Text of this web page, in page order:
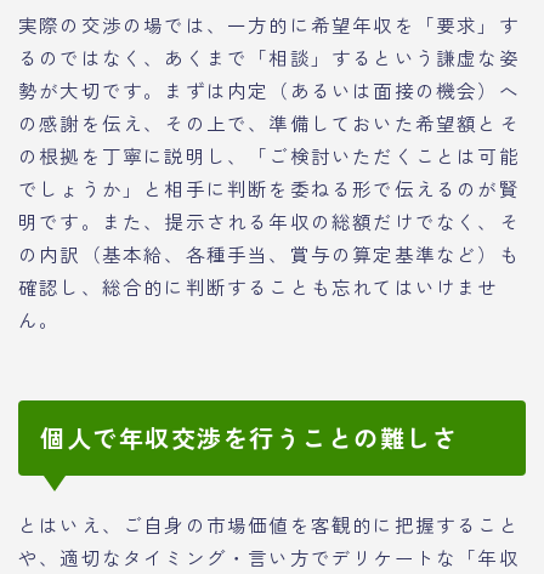
実際の交渉の場では、一方的に希望年収を「要求」す
るのではなく、あくまで「相談」するという謙虚な姿
勢が大切です。まずは内定（あるいは面接の機会）へ
の感謝を伝え、その上で、準備しておいた希望額とそ
の根拠を丁寧に説明し、「ご検討いただくことは可能
でしょうか」と相手に判断を委ねる形で伝えるのが賢
明です。また、提示される年収の総額だけでなく、そ
の内訳（基本給、各種手当、賞与の算定基準など）も
確認し、総合的に判断することも忘れてはいけませ
ん。
個人で年収交渉を行うことの難しさ
とはいえ、ご自身の市場価値を客観的に把握すること
や、適切なタイミング・言い方でデリケートな「年収